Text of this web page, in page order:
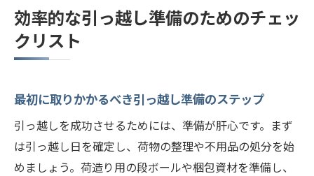
引っ越し準備中のトラブル回避法
効率的な荷造りのコツ
コツ
引っ越し業者選びのポイント
引っ越し当日のスケジュール作成
交通状況を踏まえた最適な移動ルート
効率的な引っ越し準備のためのチェッ
クリスト
最初に取りかかるべき引っ越し準備のステップ
引っ越しを成功させるためには、準備が肝心です。まず
は引っ越し日を確定し、荷物の整理や不用品の処分を始
めましょう。荷造り用の段ボールや梱包資材を準備し、